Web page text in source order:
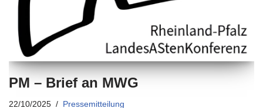
PM – Brief an MWG
22/10/2025 Pressemitteilung